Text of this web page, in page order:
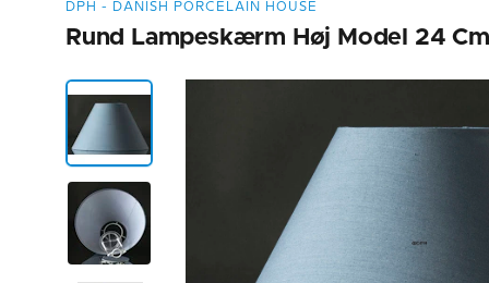
DPH - DANISH PORCELAIN HOUSE
Rund Lampeskærm Høj Model 24